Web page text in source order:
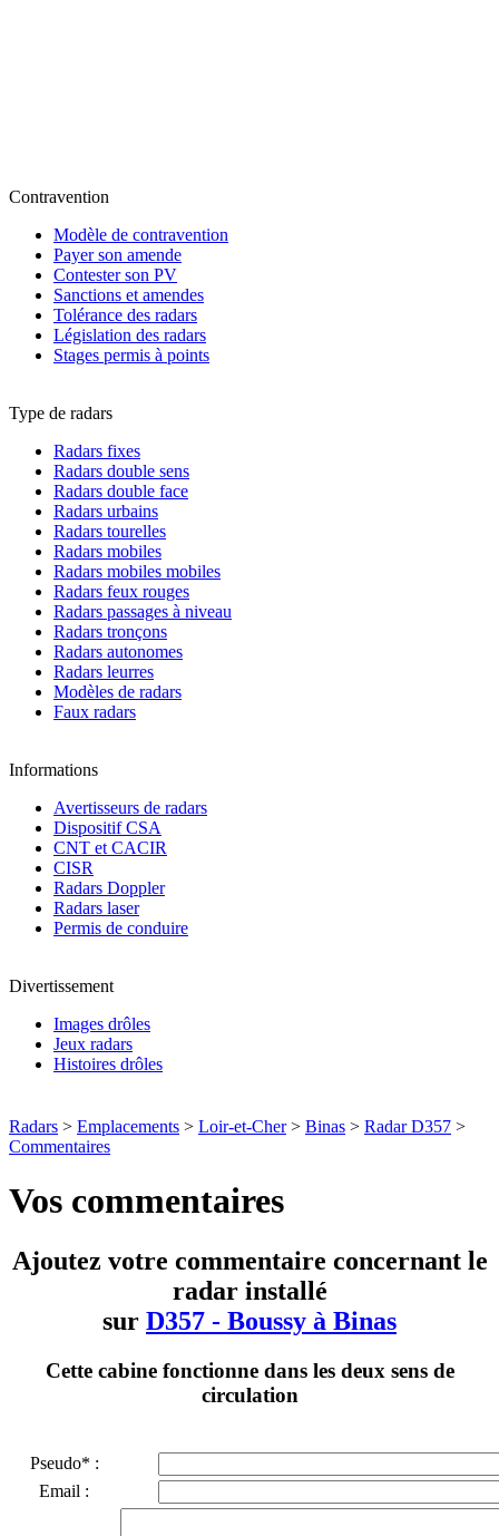
Contravention
Modèle de contravention
Payer son amende
Contester son PV
Sanctions et amendes
Tolérance des radars
Législation des radars
Stages permis à points
Type de radars
Radars fixes
Radars double sens
Radars double face
Radars urbains
Radars tourelles
Radars mobiles
Radars mobiles mobiles
Radars feux rouges
Radars passages à niveau
Radars tronçons
Radars autonomes
Radars leurres
Modèles de radars
Faux radars
Informations
Avertisseurs de radars
Dispositif CSA
CNT et CACIR
CISR
Radars Doppler
Radars laser
Permis de conduire
Divertissement
Images drôles
Jeux radars
Histoires drôles
Radars > Emplacements > Loir-et-Cher> Binas > Radar D357 >
Commentaires
Vos commentaires
Ajoutez votre commentaire concernant le
radar installé
sur D357 - Boussy à Binas
Cette cabine fonctionne dans les deux sens de
circulation
Pseudo* :
Email :